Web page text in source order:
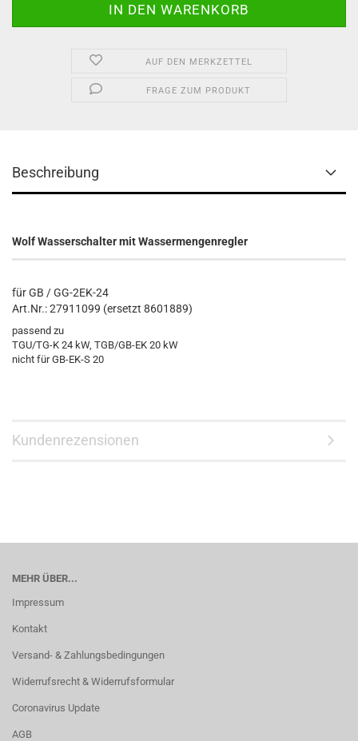
AUF DEN MERKZETTEL
FRAGE ZUM PRODUKT
Beschreibung
Wolf Wasserschalter mit Wassermengenregler
für GB / GG-2EK-24
Art.Nr.: 27911099 (ersetzt 8601889)
passend zu
TGU/TG-K 24 kW, TGB/GB-EK 20 kW
nicht für GB-EK-S 20
Kundenrezensionen
MEHR ÜBER...
Impressum
Kontakt
Versand- & Zahlungsbedingungen
Widerrufsrecht & Widerrufsformular
Coronavirus Update
AGB